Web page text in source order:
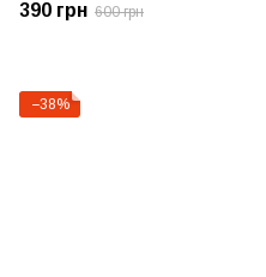
390 грн 600 грн
−38%